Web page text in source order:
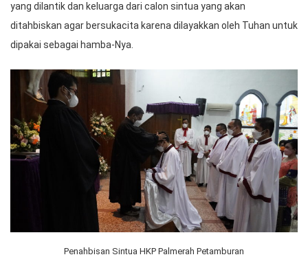
yang dilantik dan keluarga dari calon sintua yang akan
ditahbiskan agar bersukacita karena dilayakkan oleh Tuhan untuk
dipakai sebagai hamba-Nya.
Penahbisan Sintua HKP Palmerah Petamburan